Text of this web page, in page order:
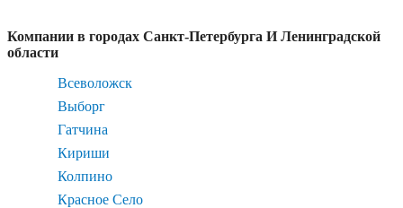
Компании в городах Санкт-Петербурга И Ленинградской
области
Всеволожск
Выборг
Гатчина
Кириши
Колпино
Красное Село